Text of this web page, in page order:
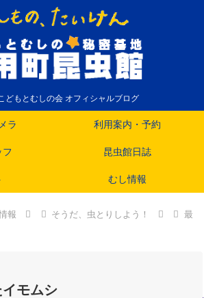
どもとむしの会 オフィシャルブログ
ラ 利用案内・予約
フ 昆虫館日誌
むし情報
報 そうだ、虫とりしよう！
最
モムシ